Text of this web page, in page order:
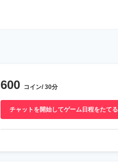
600 コイン/ 30分
チャットを開始してゲーム日程をたてる